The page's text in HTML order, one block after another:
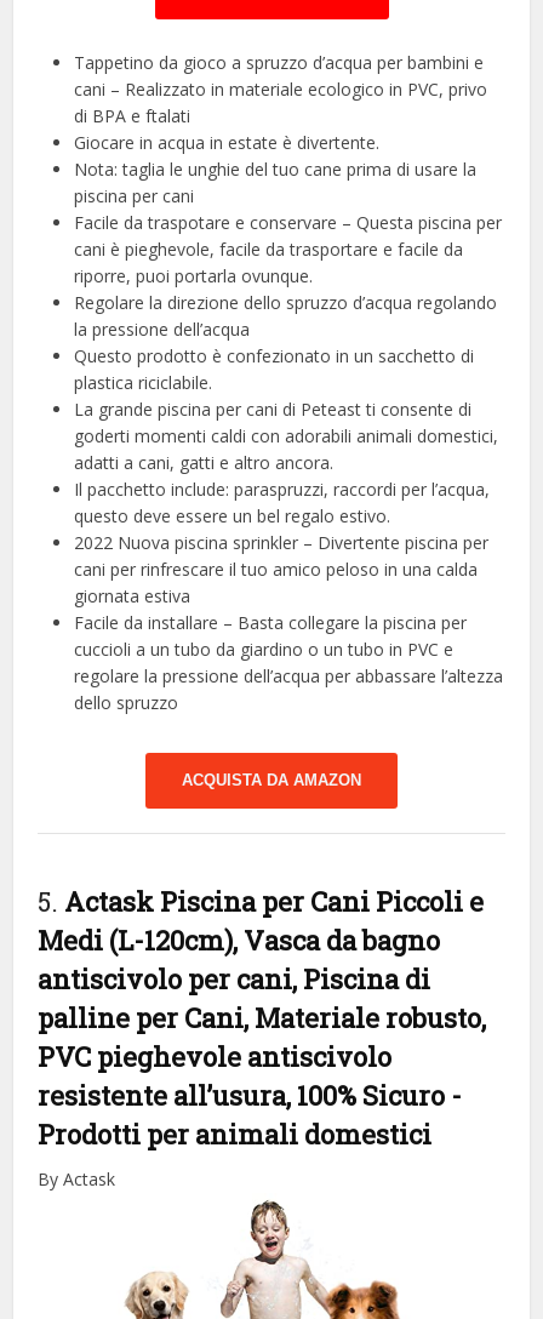
Tappetino da gioco a spruzzo d’acqua per bambini e
cani – Realizzato in materiale ecologico in PVC, privo
di BPA e ftalati
Giocare in acqua in estate è divertente.
Nota: taglia le unghie del tuo cane prima di usare la
piscina per cani
Facile da traspotare e conservare – Questa piscina per
cani è pieghevole, facile da trasportare e facile da
riporre, puoi portarla ovunque.
Regolare la direzione dello spruzzo d’acqua regolando
la pressione dell’acqua
Questo prodotto è confezionato in un sacchetto di
plastica riciclabile.
La grande piscina per cani di Peteast ti consente di
goderti momenti caldi con adorabili animali domestici,
adatti a cani, gatti e altro ancora.
Il pacchetto include: paraspruzzi, raccordi per l’acqua,
questo deve essere un bel regalo estivo.
2022 Nuova piscina sprinkler – Divertente piscina per
cani per rinfrescare il tuo amico peloso in una calda
giornata estiva
Facile da installare – Basta collegare la piscina per
cuccioli a un tubo da giardino o un tubo in PVC e
regolare la pressione dell’acqua per abbassare l’altezza
dello spruzzo
ACQUISTA DA AMAZON
5. Actask Piscina per Cani Piccoli e
Medi (L-120cm), Vasca da bagno
antiscivolo per cani, Piscina di
palline per Cani, Materiale robusto,
PVC pieghevole antiscivolo
resistente all’usura, 100% Sicuro -
Prodotti per animali domestici
By Actask